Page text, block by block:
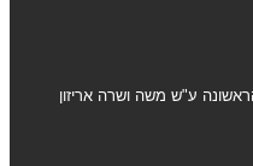
ע"ש משה ושרה אריזון